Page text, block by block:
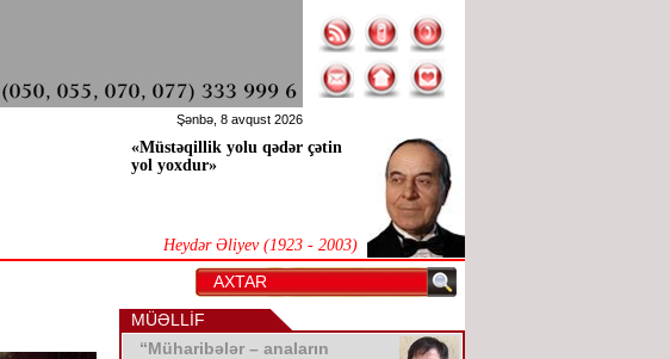
Şənbə, 8 avqust 2026
«Müstəqillik yolu qədər çətin
yol yoxdur»
Heydər Əliyev (1923 - 2003)
MÜƏLLİF
“Müharibələr – anaların